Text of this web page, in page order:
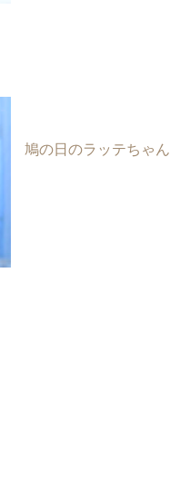
鳩の日のラッテちゃん